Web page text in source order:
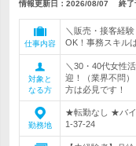
情報更新日：2026/08/07 終了
仕事内容
＼販売・接客経
OK！事務スキル
対象と
なる方
＼30・40代女性
迎！（業界不問
方は必見です！
勤務地
★転勤なし ★バイ
1-37-24